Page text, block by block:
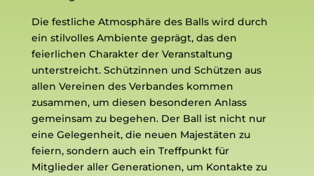
Die festliche Atmosphäre des Balls wird durch
ein stilvolles Ambiente geprägt, das den
feierlichen Charakter der Veranstaltung
unterstreicht. Schützinnen und Schützen aus
allen Vereinen des Verbandes kommen
zusammen, um diesen besonderen Anlass
gemeinsam zu begehen. Der Ball ist nicht nur
eine Gelegenheit, die neuen Majestäten zu
feiern, sondern auch ein Treffpunkt für
Mitglieder aller Generationen, um Kontakte zu